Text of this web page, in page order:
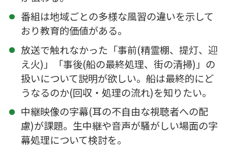
番組は地域ごとの多様な風習の違いを示して
おり教育的価値がある。
放送で触れなかった「事前(精霊棚、提灯、迎
え火)」「事後(船の最終処理、街の清掃)」の
扱いについて説明が欲しい。船は最終的にど
うなるのか(回収・処理の流れ)を知りたい。
中継映像の字幕(耳の不自由な視聴者への配
慮)が課題。生中継や音声が騒がしい場面の字
幕処理について検討を。